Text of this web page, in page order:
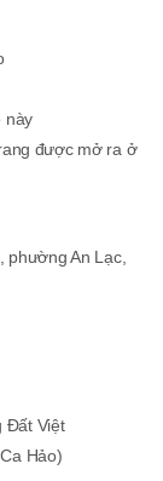
này
được mở ra ở
phường An Lạc,
Đất Việt
Hảo)